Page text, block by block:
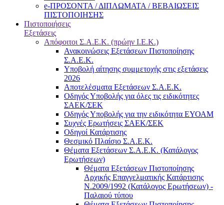
e-ΠΡΟΣΟΝΤΑ / ΔΙΠΛΩΜΑΤΑ / ΒΕΒΑΙΩΣΕΙΣ
ΠΙΣΤΟΠΟΙΗΣΗΣ
Πιστοποιήσεις
Εξετάσεις
Απόφοιτοι Σ.Α.Ε.Κ. (πρώην Ι.Ε.Κ.)
Ανακοινώσεις Εξετάσεων Πιστοποίησης
Σ.Α.Ε.Κ.
Υποβολή αίτησης συμμετοχής στις εξετάσεις
2026
Αποτελέσματα Εξετάσεων Σ.Α.Ε.Κ.
Οδηγός Υποβολής για όλες τις ειδικότητες
ΣΑΕΚ/ΣΕΚ
Οδηγός Υποβολής για την ειδικότητα ΕΥΟΑΜ
Συχνές Ερωτήσεις ΣΑΕΚ/ΣΕΚ
Οδηγοί Κατάρτισης
Θεσμικό Πλαίσιο Σ.Α.Ε.Κ.
Θέματα Εξετάσεων Σ.Α.Ε.Κ. (Κατάλογος
Ερωτήσεων)
Θέματα Εξετάσεων Πιστοποίησης
Αρχικής Επαγγελματικής Κατάρτισης
Ν.2009/1992 (Κατάλογος Ερωτήσεων) -
Παλαιού τύπου